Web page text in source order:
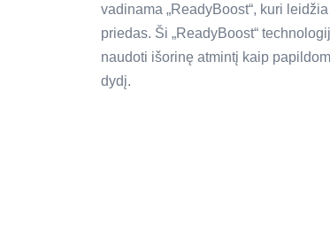
vadinama „ReadyBoost“, kuri
priedas. Ši „ReadyBoost“
naudoti išorinę atmintį kaip
dydį.